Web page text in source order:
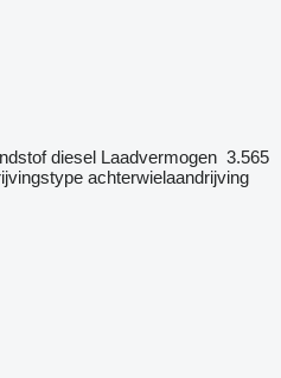
diesel Laadvermogen 3.565
achterwielaandrijving